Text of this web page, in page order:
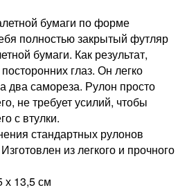
бумаги по форме
полностью закрытый футляр
бумаги. Как результат,
глаз. Он легко
два самореза. Рулон просто
не требует усилий, чтобы
с втулки.
стандартных рулонов
из легкого и прочного
х 13,5 см